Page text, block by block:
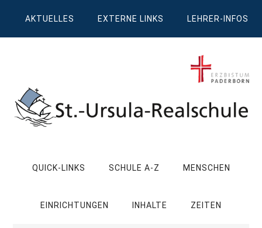
springen
secondary
Seitenspalte
springen
Fußzeile
springen
AKTUELLES EXTERNE LINKS LEHRER-INFOS
Ursula
Realschule
Persönlichkeit,
QUICK-LINKS SCHULE A-Z MENSCHEN
EINRICHTUNGEN INHALTE ZEITEN